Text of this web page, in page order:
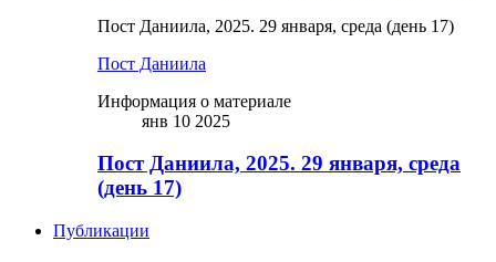
Пост Даниила, 2025. 29 января, среда (день 17)
Пост Даниила
Информация о материале
янв 10 2025
Пост Даниила, 2025. 29 января, среда
(день 17)
Публикации